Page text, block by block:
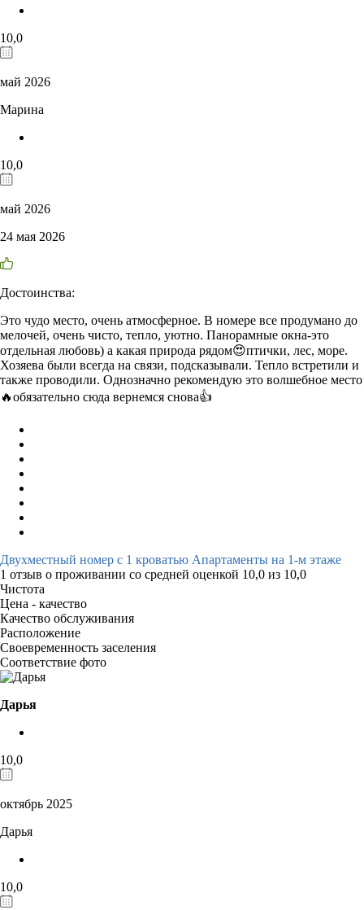
10,0
май 2026
Марина
10,0
май 2026
24 мая 2026
Достоинства:
Это чудо место, очень атмосферное. В номере все продумано до
мелочей, очень чисто, тепло, уютно. Панорамные окна-это
отдельная любовь) а какая природа рядом😍птички, лес, море.
Хозяева были всегда на связи, подсказывали. Тепло встретили и
также проводили. Однозначно рекомендую это волшебное место
🔥обязательно сюда вернемся снова👍
Двухместный номер с 1 кроватью Апартаменты на 1-м этаже
1 отзыв о проживании со средней оценкой 10,0 из 10,0
Чистота
Цена - качество
Качество обслуживания
Расположение
Своевременность заселения
Соответствие фото
Дарья
10,0
октябрь 2025
Дарья
10,0